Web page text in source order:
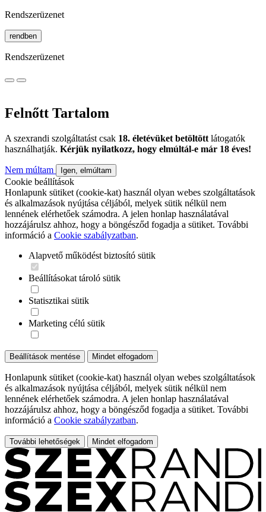
Rendszerüzenet
rendben
Rendszerüzenet
Felnőtt Tartalom
A szexrandi szolgáltatást csak 18. életévüket betöltött látogatók
használhatják. Kérjük nyilatkozz, hogy elmúltál-e már 18 éves!
Nem múltam Igen, elmúltam
Cookie beállítások
Honlapunk sütiket (cookie-kat) használ olyan webes szolgáltatások
és alkalmazások nyújtása céljából, melyek sütik nélkül nem
lennének elérhetőek számodra. A jelen honlap használatával
hozzájárulsz ahhoz, hogy a böngésződ fogadja a sütiket. További
információ a Cookie szabályzatban.
Alapvető működést biztosító sütik
Beállításokat tároló sütik
Statisztikai sütik
Marketing célú sütik
Beállítások mentése Mindet elfogadom
Honlapunk sütiket (cookie-kat) használ olyan webes szolgáltatások
és alkalmazások nyújtása céljából, melyek sütik nélkül nem
lennének elérhetőek számodra. A jelen honlap használatával
hozzájárulsz ahhoz, hogy a böngésződ fogadja a sütiket. További
információ a Cookie szabályzatban.
További lehetőségek Mindet elfogadom